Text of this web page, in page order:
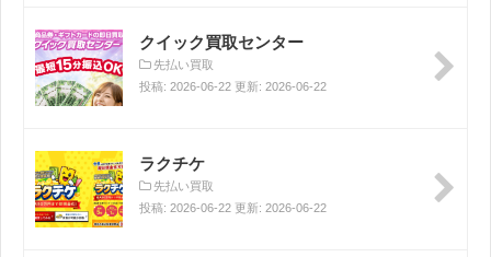
クイック買取センター
先払い買取
投稿: 2026-06-22 更新: 2026-06-22
ラクチケ
先払い買取
投稿: 2026-06-22 更新: 2026-06-22